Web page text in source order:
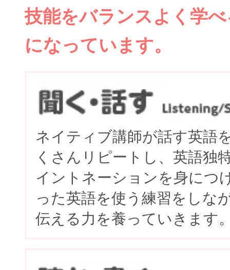
技能をバランスよく学
になっています。
ネイティブ講師が話す英語
くさんリピートし、英語独
イントネーションを身につ
った英語を使う練習をしな
伝える力を養っていきます